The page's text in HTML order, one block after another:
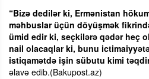
“Bizə dedilər ki, Ermənistan
məhbuslar üçün döyüşmək
ümid edir ki, seçkilərə qədər heç
nail olacaqlar ki, bunu
istiqamətdə işin sübutu kimi
əlavə edib.(Bakupost.az)